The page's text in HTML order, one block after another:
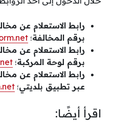
رابط الاستعلام عن
برقم المخالفة؛
رابط الاستعلام عن
برقم لوحة المركبة؛
رابط الاستعلام عن
عبر تطبيق بلديتي؛
اقرأ أيضًا: